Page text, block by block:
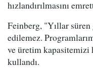
hızlandırılmasını
Feinberg, "Yıllar
edilemez.
ve üretim kapasitemizi
kullandı.